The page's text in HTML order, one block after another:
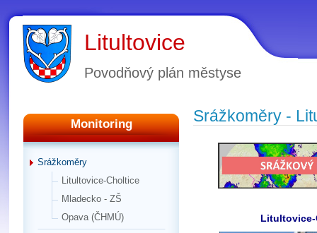
Litultovice
Povodňový plán městyse
Monitoring
Srážkoměry
Litultovice-Choltice
Mladecko - ZŠ
Opava (ČHMÚ)
Srážkoměry -